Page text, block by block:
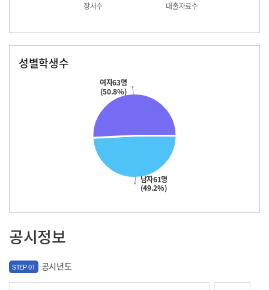
장서수 대출자료수
성별학생수
남자61명
(49.2%)
여자63명
(50.8%)
공시정보
STEP 01 공시년도